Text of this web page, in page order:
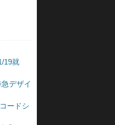
19就
デザイ
ードシ